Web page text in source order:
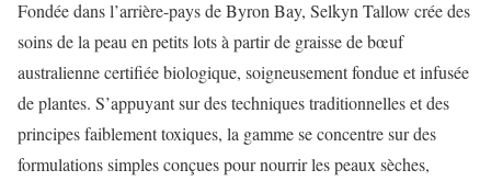
Fondée dans l’arrière-pays de Byron Bay, Selkyn Tallow crée des
soins de la peau en petits lots à partir de graisse de bœuf
australienne certifiée biologique, soigneusement fondue et infusée
de plantes. S’appuyant sur des techniques traditionnelles et des
principes faiblement toxiques, la gamme se concentre sur des
formulations simples conçues pour nourrir les peaux sèches,